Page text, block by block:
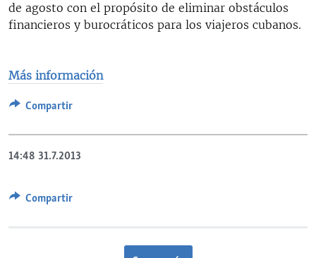
de agosto con el propósito de eliminar obstáculos
financieros y burocráticos para los viajeros cubanos.
Más información
Compartir
14:48 31.7.2013
Compartir